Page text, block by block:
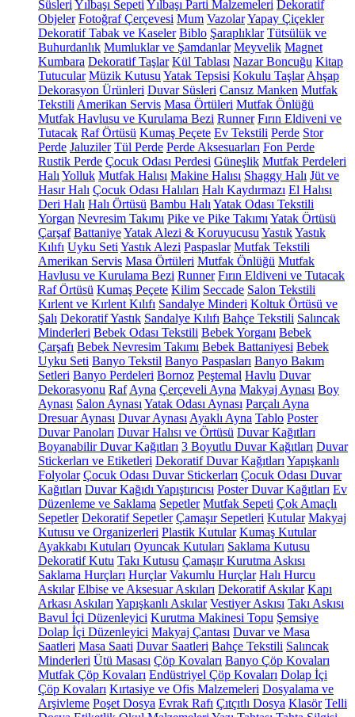
Süsleri Yılbaşı Sepeti Yılbaşı Parti Malzemeleri Dekoratif
Objeler Fotoğraf Çerçevesi Mum VazolarYapay Çiçekler
Dekoratif Tabak ve Kaseler Biblo Şaraplıklar Tütsülük ve
Buhurdanlık Mumluklar ve Şamdanlar Meyvelik Magnet
Kumbara Dekoratif Taşlar Kül Tablası Nazar Boncuğu Kitap
Tutucular Müzik Kutusu Yatak Tepsisi Kokulu Taşlar Ahşap
Dekorasyon Ürünleri Duvar Süsleri Cansız Manken Mutfak
Tekstili Amerikan Servis Masa Örtüleri Mutfak Önlüğü
Mutfak Havlusu ve Kurulama Bezi Runner Fırın Eldiveni ve
Tutacak Raf Örtüsü Kumaş Peçete Ev Tekstili Perde Stor
Perde Jaluziler Tül Perde Perde Aksesuarları Fon Perde
Rustik Perde Çocuk Odası Perdesi Güneşlik Mutfak Perdeleri
Halı Yolluk Mutfak Halısı Makine Halısı Shaggy Halı Jüt ve
Hasır Halı Çocuk Odası Halıları Halı Kaydırmazı El Halısı
Deri Halı Halı Örtüsü Bambu Halı Yatak Odası Tekstili
Yorgan Nevresim Takımı Pike ve Pike Takımı Yatak Örtüsü
Çarşaf BattaniyeYatak Alezi & Koruyucusu YastıkYastık
Kılıfı Uyku Seti Yastık Alezi Paspaslar Mutfak Tekstili
Amerikan Servis Masa Örtüleri Mutfak Önlüğü Mutfak
Havlusu ve Kurulama Bezi Runner Fırın Eldiveni ve Tutacak
Raf Örtüsü Kumaş Peçete Kilim Seccade Salon Tekstili
Kırlent ve Kırlent Kılıfı Sandalye Minderi Koltuk Örtüsü ve
Şalı Dekoratif Yastık Sandalye Kılıfı Bahçe Tekstili Salıncak
Minderleri Bebek Odası Tekstili Bebek Yorganı Bebek
Çarşafı Bebek Nevresim Takımı Bebek Battaniyesi Bebek
Uyku Seti Banyo Tekstil Banyo Paspasları Banyo Bakım
Setleri Banyo Perdeleri Bornoz Peştemal Havlu Duvar
Dekorasyonu Raf Ayna Çerçeveli Ayna Makyaj Aynası Boy
Aynası Salon Aynası Yatak Odası Aynası Parçalı Ayna
Dresuar Aynası Duvar Aynası Ayaklı Ayna Tablo Poster
Duvar Panoları Duvar Halısı ve Örtüsü Duvar Kağıtları
Boyanabilir Duvar Kağıtları 3 Boyutlu Duvar Kağıtları Duvar
Stickerları ve Etiketleri Dekoratif Duvar Kağıtları Yapışkanlı
Folyolar Çocuk Odası Duvar Stickerları Çocuk Odası Duvar
Kağıtları Duvar Kağıdı Yapıştırıcısı Poster Duvar Kağıtları Ev
Düzenleme ve Saklama Sepetler Mutfak Sepeti Çok Amaçlı
Sepetler Dekoratif Sepetler Çamaşır Sepetleri Kutular Makyaj
Kutusu ve Organizerleri Plastik Kutular Kumaş Kutular
Ayakkabı Kutuları Oyuncak Kutuları Saklama Kutusu
Dekoratif Kutu Takı Kutusu Çamaşır Kurutma Askısı
Saklama Hurçları Hurçlar Vakumlu Hurçlar Halı Hurcu
Askılar Elbise ve Aksesuar Askıları Dekoratif Askılar Kapı
Arkası Askıları Yapışkanlı Askılar Vestiyer Askısı Takı Askısı
Bavul İçi Düzenleyici Kurutma Makinesi Topu Şemsiye
Dolap İçi Düzenleyici Makyaj Çantası Duvar ve Masa
Saatleri Masa Saati Duvar Saatleri Bahçe Tekstili Salıncak
Minderleri Ütü Masası Çöp Kovaları Banyo Çöp Kovaları
Mutfak Çöp Kovaları Endüstriyel Çöp Kovaları Dolap İçi
Çöp Kovaları Kırtasiye ve Ofis Malzemeleri Dosyalama ve
Arşivleme Poşet Dosya Evrak Rafı Çıtçıtlı Dosya Klasör Telli